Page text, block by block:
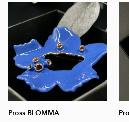
Pross BLOMMA